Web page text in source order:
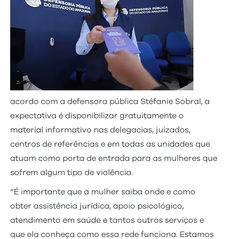
acordo com a defensora pública Stéfanie Sobral, a
expectativa é disponibilizar gratuitamente o
material informativo nas delegacias, juizados,
centros de referências e em todas as unidades que
atuam como porta de entrada para as mulheres que
sofrem algum tipo de violência.
“É importante que a mulher saiba onde e como
obter assistência jurídica, apoio psicológico,
atendimento em saúde e tantos outros serviços e
que ela conheça como essa rede funciona. Estamos